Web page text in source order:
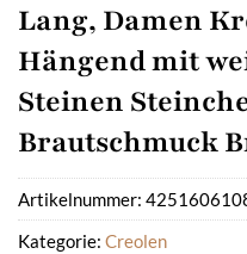
Lang, Damen
Hängend mit
Steinen
Brautschmuck
Artikelnummer:
Kategorie: Creolen